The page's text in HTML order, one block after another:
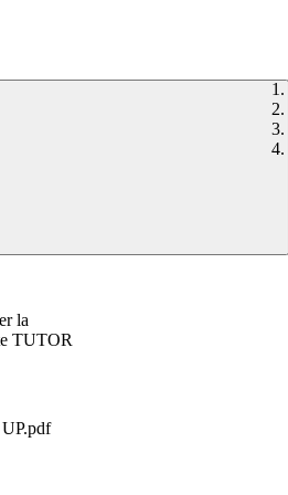
la
TUTOR